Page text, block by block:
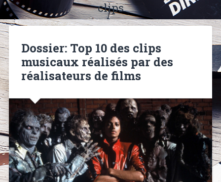
clips
Dossier: Top 10 des clips
musicaux réalisés par des
réalisateurs de films